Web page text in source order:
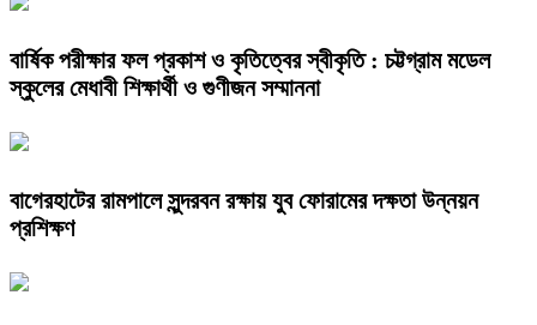
বার্ষিক পরীক্ষার ফল প্রকাশ ও কৃতিত্বের স্বীকৃতি : চট্টগ্রাম মডেল
স্কুলের মেধাবী শিক্ষার্থী ও গুণীজন সম্মাননা
বাগেরহাটের রামপালে সুন্দরবন রক্ষায় যুব ফোরামের দক্ষতা উন্নয়ন
প্রশিক্ষণ